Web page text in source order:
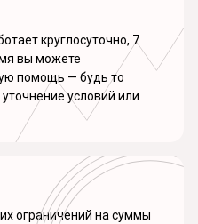
круглосуточно, 7
вы можете
помощь — будь то
условий или
ограничений на суммы